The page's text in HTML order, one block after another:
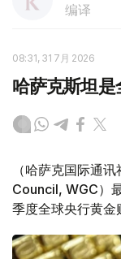
编译
08:31, 31 7月 2026
哈萨克斯坦
（哈萨克国际通
Council, WGC）
季度全球央行黄金